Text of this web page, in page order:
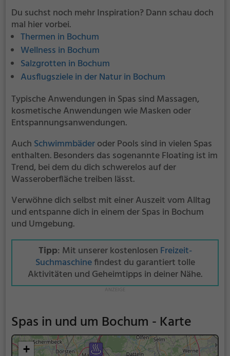
Du suchst noch mehr Inspiration? Dann schau doch
mal hier vorbei.
Thermen in Bochum
Wellness in Bochum
Salzgrotten in Bochum
Ausflugsziele in der Natur in Bochum
Typische Anwendungen in Spas sind Massagen,
kosmetische Anwendungen wie Masken oder
Entspannungsanwendungen.
Auch Schwimmbäderoder Pools sind in vielen Spas
enthalten. Besonders das sogenannte Floating ist im
Trend, bei dem du dich schwerelos auf der
Wasseroberfläche treiben lässt.
Verwöhne dich selbst mit einer Auszeit vom Alltag
und entspanne dich in einem der Spas in Bochum
und Umgebung.
Tipp: Mit unserer kostenlosen Freizeit-
Suchmaschinefindest du garantiert tolle
Aktivitäten und Geheimtipps in deiner Nähe.
Spas in und um Bochum - Karte
+